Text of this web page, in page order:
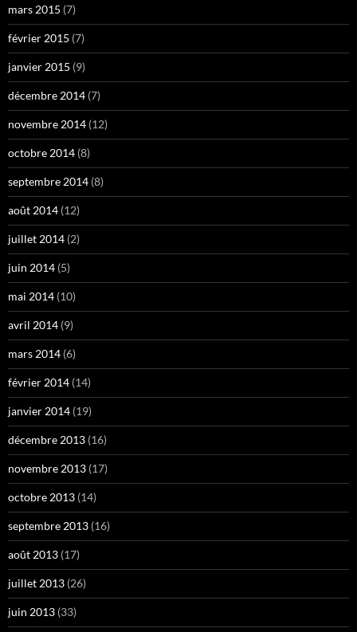
mars 2015 (7)
février 2015 (7)
janvier 2015 (9)
décembre 2014 (7)
novembre 2014 (12)
octobre 2014 (8)
septembre 2014 (8)
août 2014 (12)
juillet 2014 (2)
juin 2014 (5)
mai 2014 (10)
avril 2014 (9)
mars 2014 (6)
février 2014 (14)
janvier 2014 (19)
décembre 2013 (16)
novembre 2013 (17)
octobre 2013 (14)
septembre 2013 (16)
août 2013 (17)
juillet 2013 (26)
juin 2013 (33)